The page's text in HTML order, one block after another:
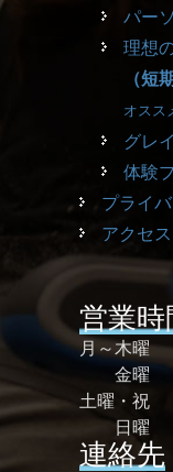
パー
理想
（短
オスス
グレ
体験
プライ
アクセス
営業時
月～木曜
金曜 １
土曜・祝
日曜
連絡先